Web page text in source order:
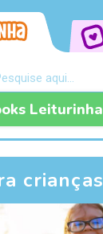
Leiturinha
crianças